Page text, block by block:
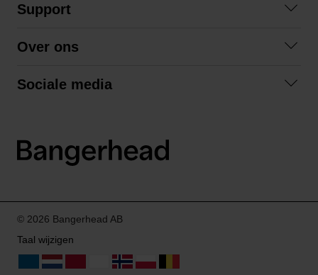
Support
Algemene voorwaarden
Over ons
Sociale media
LinkedIn
© 2026 Bangerhead AB
Taal wijzigen